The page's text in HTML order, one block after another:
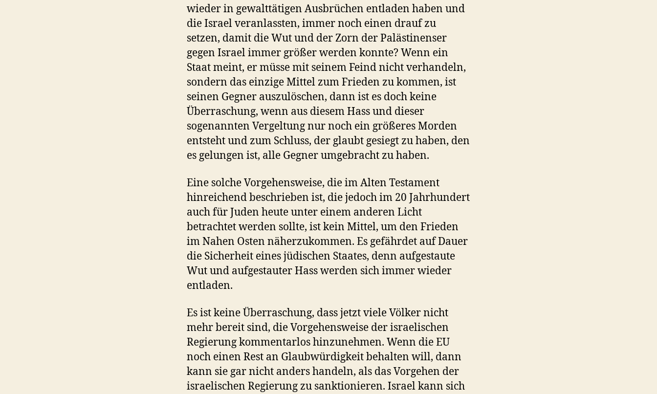
wieder in gewalttätigen Ausbrüchen entladen haben und
die Israel veranlassten, immer noch einen drauf zu
setzen, damit die Wut und der Zorn der Palästinenser
gegen Israel immer größer werden konnte? Wenn ein
Staat meint, er müsse mit seinem Feind nicht verhandeln,
sondern das einzige Mittel zum Frieden zu kommen, ist
seinen Gegner auszulöschen, dann ist es doch keine
Überraschung, wenn aus diesem Hass und dieser
sogenannten Vergeltung nur noch ein größeres Morden
entsteht und zum Schluss, der glaubt gesiegt zu haben, den
es gelungen ist, alle Gegner umgebracht zu haben.
Eine solche Vorgehensweise, die im Alten Testament
hinreichend beschrieben ist, die jedoch im 20 Jahrhundert
auch für Juden heute unter einem anderen Licht
betrachtet werden sollte, ist kein Mittel, um den Frieden
im Nahen Osten näherzukommen. Es gefährdet auf Dauer
die Sicherheit eines jüdischen Staates, denn aufgestaute
Wut und aufgestauter Hass werden sich immer wieder
entladen.
Es ist keine Überraschung, dass jetzt viele Völker nicht
mehr bereit sind, die Vorgehensweise der israelischen
Regierung kommentarlos hinzunehmen. Wenn die EU
noch einen Rest an Glaubwürdigkeit behalten will, dann
kann sie gar nicht anders handeln, als das Vorgehen der
israelischen Regierung zu sanktionieren. Israel kann sich